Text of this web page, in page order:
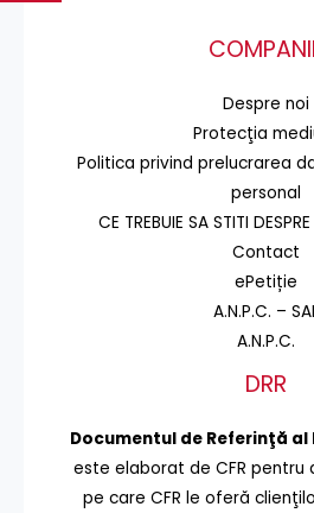
Despre noi
Protecţia
Politica privind prelucrarea
personal
CE TREBUIE SA STITI
Contact
ePetiție
A.N.P.C. –
A.N.P.C.
DRR
Documentul de Referinţă al
este elaborat de CFR pentru
pe care CFR le oferă